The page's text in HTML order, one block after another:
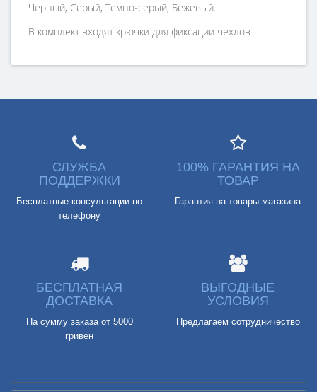
Черный, Серый, Темно-серый, Бежевый.
В комплект входят крючки для фиксации чехлов
СЛУЖБА
ПОДДЕРЖКИ
Бесплатные консультации по
телефону
100% ГАРАНТИЯ НА
ТОВАР
Гарантия на товары магазина
БЕСПЛАТНАЯ
ДОСТАВКА
На сумму заказа от 5000
гривен
ВЫГОДНЫЕ
УСЛОВИЯ
Предлагаем сотрудничество